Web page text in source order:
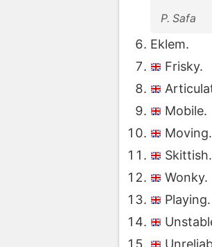
P. Safa
Eklem.
Frisky.
Mobile.
Moving.
Skittish.
Wonky.
Playing.